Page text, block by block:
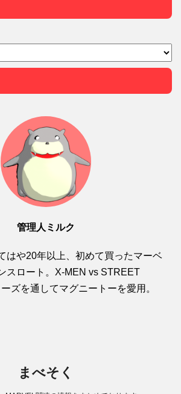
管理人ミルク
はや20年以上、初めて買ったマーベ
スロート。X-MEN vs STREET
ズを通してマグニートーを愛用。
まべそく